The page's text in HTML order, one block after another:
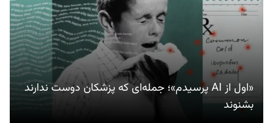
«اول از AI پرسیدم»؛ جمله‌ای که پزشکان دوست ندارند
بشنوند